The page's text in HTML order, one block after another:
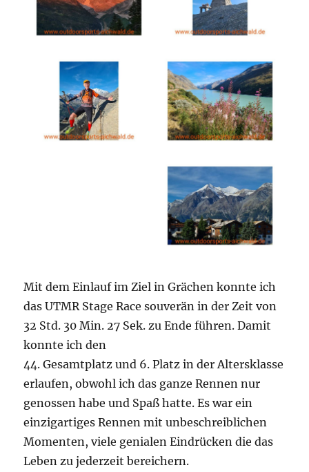
Mit dem Einlauf im Ziel in Grächen konnte ich
das UTMR Stage Race souverän in der Zeit von
32 Std. 30 Min. 27 Sek. zu Ende führen. Damit
konnte ich den
44. Gesamtplatz und 6. Platz in der Altersklasse
erlaufen, obwohl ich das ganze Rennen nur
genossen habe und Spaß hatte. Es war ein
einzigartiges Rennen mit unbeschreiblichen
Momenten, viele genialen Eindrücken die das
Leben zu jederzeit bereichern.